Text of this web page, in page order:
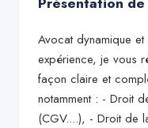
Avocat dynamique
expérience, je vous
façon claire et
notamment : - Droit
(CGV....), - Droit de